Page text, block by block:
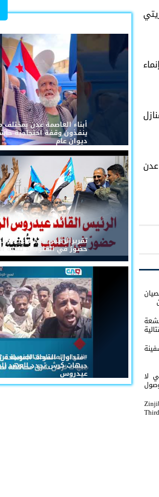
لا
أبناء العاصمة عدن
ينفذون وقفة احتجاجية
ديوان عام
تقريرالرئيس القائد
حضورٌ في القلوب لا تُلغيه
#متداول: القوات المسلحة
جبهات كرش تجدد العهد
عيدروس